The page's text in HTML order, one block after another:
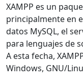
XAMPP es un
principalmente en
datos MySQL, el
para lenguajes de
A esta fecha,
Windows, GNU/